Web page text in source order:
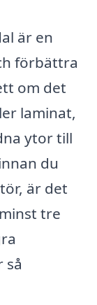
är en
förbättra
om det
laminat,
ytor till
du
är det
tre
så